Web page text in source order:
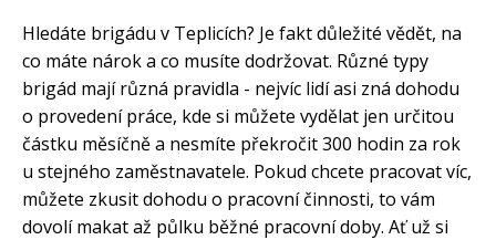
Hledáte brigádu v Teplicích? Je fakt důležité vědět, na
co máte nárok a co musíte dodržovat. Různé typy
brigád mají různá pravidla - nejvíc lidí asi zná dohodu
o provedení práce, kde si můžete vydělat jen určitou
částku měsíčně a nesmíte překročit 300 hodin za rok
u stejného zaměstnavatele. Pokud chcete pracovat víc,
můžete zkusit dohodu o pracovní činnosti, to vám
dovolí makat až půlku běžné pracovní doby. Ať už si